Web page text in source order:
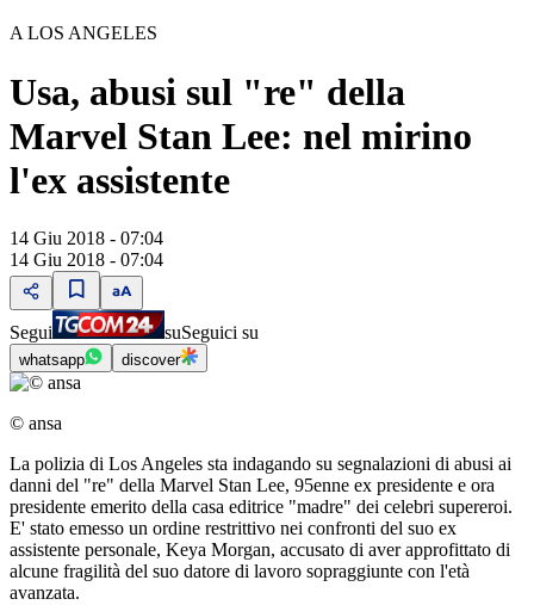
A LOS ANGELES
Usa, abusi sul "re" della
Marvel Stan Lee: nel mirino
l'ex assistente
14 Giu 2018 - 07:04
14 Giu 2018 - 07:04
Segui suSeguici su
whatsapp discover
© ansa
La polizia di Los Angeles sta indagando su segnalazioni di abusi ai
danni del "re" della Marvel Stan Lee, 95enne ex presidente e ora
presidente emerito della casa editrice "madre" dei celebri supereroi.
E' stato emesso un ordine restrittivo nei confronti del suo ex
assistente personale, Keya Morgan, accusato di aver approfittato di
alcune fragilità del suo datore di lavoro sopraggiunte con l'età
avanzata.